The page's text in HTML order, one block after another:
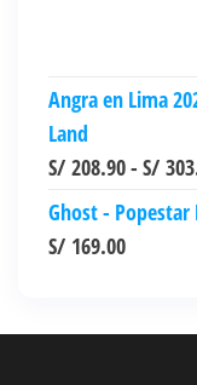
Angra en Lima
Land
S/ 208.90- S/
Ghost - Popestar
S/ 169.00